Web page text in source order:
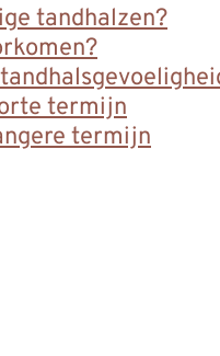
tandhalzen?
termijn
termijn